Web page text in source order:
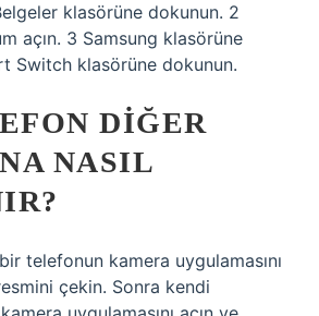
klasörüne dokunun. 2
açın. 3 Samsung klasörüne
Switch klasörüne dokunun.
DIĞER
NASIL
telefonun kamera uygulamasını
çekin. Sonra kendi